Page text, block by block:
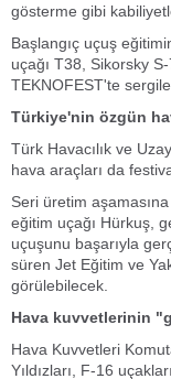
gösterme gibi
Başlangıç uçuş
uçağı T38, Sikorsky
TEKNOFEST'te
Türkiye'nin özgün
Türk Havacılık ve
hava araçları da
Seri üretim
eğitim uçağı Hürkuş,
uçuşunu başarıyla
süren Jet Eğitim ve
görülebilecek.
Hava kuvvetlerinin
Hava Kuvvetleri
Yıldızları, F-16